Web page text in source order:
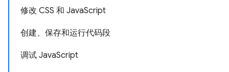
修改 CSS 和 JavaScript
创建、保存和运行代码段
调试 JavaScript